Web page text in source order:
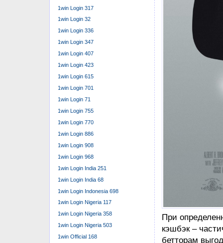
есть и важные
дает более
Все
приложение и
есть опция
операций и
качества и
предлагает
карточные
кабинете.
1win Login 317
1win Login 32
1win Login 336
1win Login 347
1win Login 407
1win Login 423
1win Login 615
1win Login 701
1win Login 71
1win Login 755
1win Login 770
1win Login 886
1win Login 908
1win Login 968
1win Login India 251
1win Login India 68
1win Login Indonesia 698
1win Login Nigeria 117
1win Login Nigeria 358
1win Login Nigeria 503
1win Official 168